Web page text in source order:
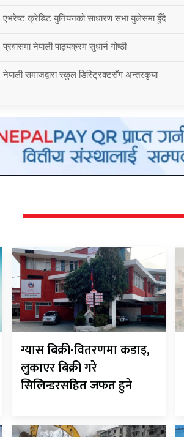
एभरेष्ट क्रेडिट युनियनको साधारण सभा युलेसमा हुँदै
प्रवासमा नेपाली पाठ्यक्रम सुधार्न गोष्ठी
नेपाली समाजद्वारा स्कुल डिस्ट्रिक्टसँग अन्तरकृया
ग्यास बिक्री-वितरणमा कडाइ,
लुकाएर बिक्री गरे
सिलिन्डरसहित जफत हुने